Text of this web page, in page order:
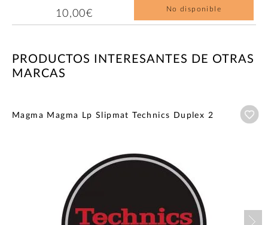
10,00€ No disponible
PRODUCTOS INTERESANTES DE OTRAS
MARCAS
Magma Magma Lp Slipmat Technics Duplex 2